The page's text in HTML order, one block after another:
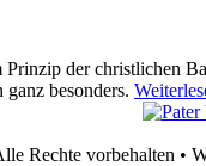
der christlichen
ganz besonders.
Rechte vorbehalten •